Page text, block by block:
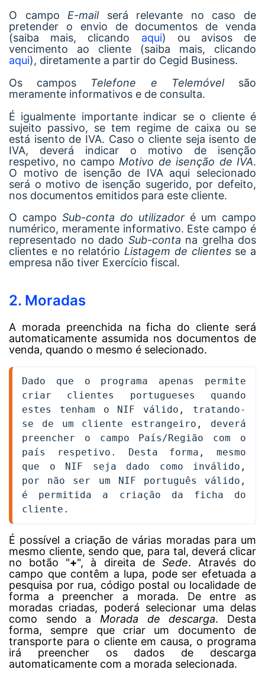
O campoE-mailserá relevante no caso de
pretender o envio de documentos de venda
(saiba mais, clicando aqui) ou avisos de
vencimento ao cliente (saiba mais, clicando
aqui), diretamente a partir do Cegid Business.
Os campos Telefone e Telemóvel são
meramente informativos e de consulta.
É igualmente importante indicar se o cliente é
sujeito passivo, se tem regime de caixa ou se
está isento de IVA. Caso o cliente seja isento de
IVA, deverá indicar o motivo de isenção
respetivo, no campoMotivo de isenção de IVA.
O motivo de isenção de IVA aqui selecionado
será o motivo de isenção sugerido, por defeito,
nos documentos emitidos para este cliente.
O campo Sub-conta do utilizador é um campo
numérico, meramente informativo. Este campo é
representado no dado Sub-conta na grelha dos
clientes e no relatório Listagem de clientesse a
empresa não tiver Exercício fiscal.
2. Moradas
A morada preenchida na ficha do cliente será
automaticamente assumida nos documentos de
venda, quando o mesmo é selecionado.
Dado que o programa apenas permite
criar clientes portugueses quando
estes tenham o NIF válido, tratando-
se de um cliente estrangeiro, deverá
preencher o campo País/Região com o
país respetivo. Desta forma, mesmo
que o NIF seja dado como inválido,
por não ser um NIF português válido,
é permitida a criação da ficha do
cliente.
É possível a criação de várias moradas para um
mesmo cliente, sendo que, para tal, deverá clicar
no botão "+", à direita de Sede. Através do
campo que contêm a lupa, pode ser efetuada a
pesquisa por rua, código postal ou localidade de
forma a preencher a morada. De entre as
moradas criadas, poderá selecionar uma delas
como sendo a Morada de descarga. Desta
forma, sempre que criar um documento de
transporte para o cliente em causa, o programa
irá preencher os dados de descarga
automaticamente com a morada selecionada.